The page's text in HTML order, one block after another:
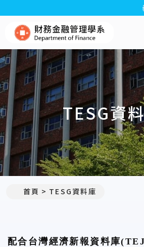
義守
TESG資
首頁 TESG資料庫
配合台灣經濟新報資料庫